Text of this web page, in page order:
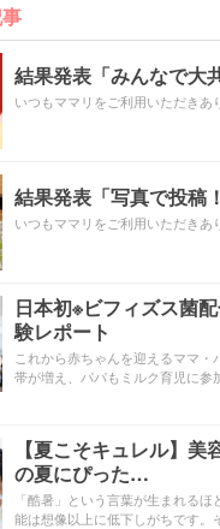
結果発表「みんなで大
いつもママリをご利用いただきあ
結果発表「写真で投稿
いつもママリをご利用いただきあ
日本初※ビフィズス菌
験レポート
これから赤ちゃんを迎えるママ
帯が増え、パパもミルク育児に参
【夏こそキュレル】
の夏にぴった…
「酷暑」という言葉が生まれる
能は想像以上に低下しがちです。